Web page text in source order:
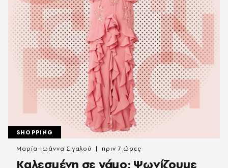
SHOPPING
Καλεσμένη σε γάμο; Ψωνίζουμε
Μαρία-Ιωάννα Σιγαλού πριν 7 ώρες